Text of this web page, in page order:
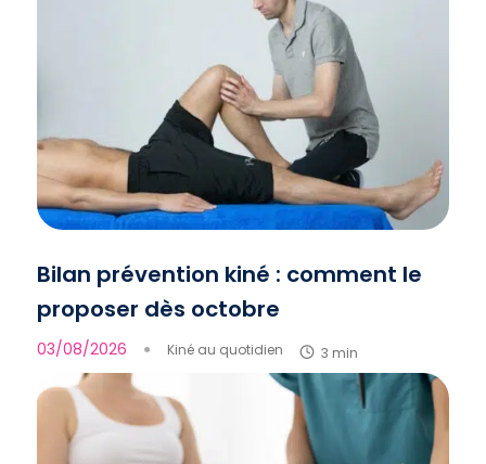
Bilan prévention kiné : comment le
proposer dès octobre
03/08/2026 ● Kiné au quotidien 3 min